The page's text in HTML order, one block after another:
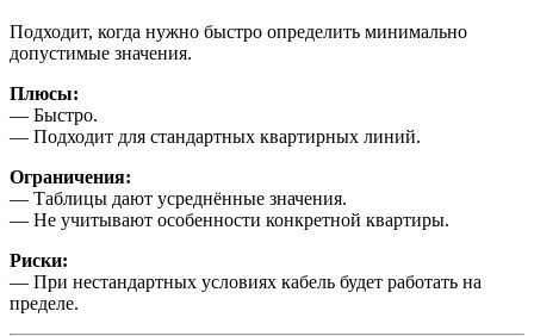
Подходит, когда нужно быстро определить минимально
допустимые значения.
Плюсы:
— Быстро.
— Подходит для стандартных квартирных линий.
Ограничения:
— Таблицы дают усреднённые значения.
— Не учитывают особенности конкретной квартиры.
Риски:
— При нестандартных условиях кабель будет работать на
пределе.